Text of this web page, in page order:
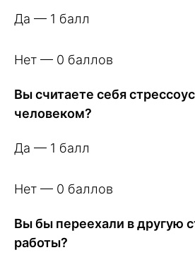
Да — 1 балл
Нет — 0 баллов
Вы считаете себя
человеком?
Да — 1 балл
Нет — 0 баллов
Вы бы переехали в другую
работы?